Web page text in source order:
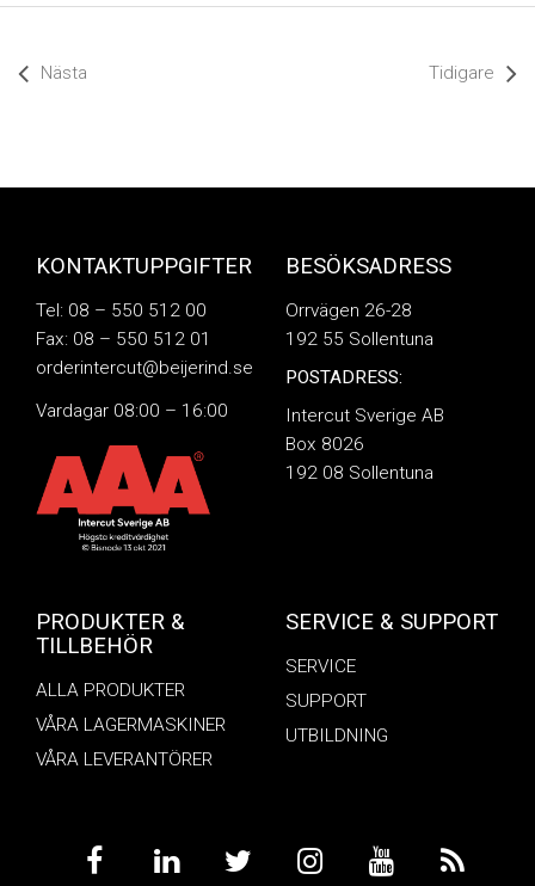
Nästa Tidigare
KONTAKTUPPGIFTER
Tel: 08 – 550 512 00
Fax: 08 – 550 512 01
orderintercut@beijerind.se
Vardagar 08:00 – 16:00
BESÖKSADRESS
Orrvägen 26-28
192 55 Sollentuna
POSTADRESS:
Intercut Sverige AB
Box 8026
192 08 Sollentuna
PRODUKTER &
TILLBEHÖR
ALLA PRODUKTER
VÅRA LAGERMASKINER
VÅRA LEVERANTÖRER
SERVICE & SUPPORT
SERVICE
SUPPORT
UTBILDNING